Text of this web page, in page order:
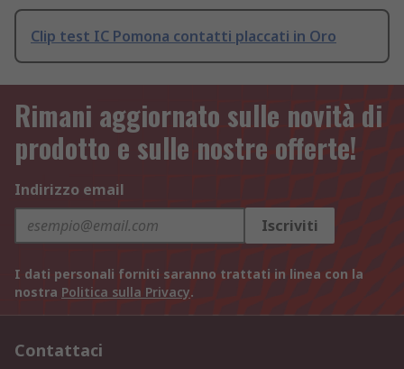
Clip test IC Pomona contatti placcati in Oro
Rimani aggiornato sulle novità di
prodotto e sulle nostre offerte!
Indirizzo email
Iscriviti
I dati personali forniti saranno trattati in linea con la
nostra Politica sulla Privacy.
Contattaci